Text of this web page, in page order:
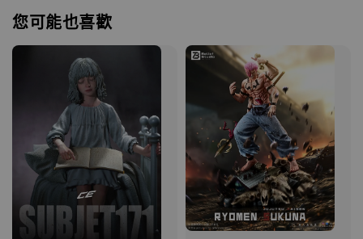
您可能也喜歡